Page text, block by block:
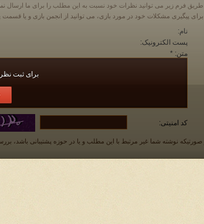
طریق فرم زیر می توانید نظرات خود نسبت به این مطلب را برای ما
نام:
پست الکترونیک:
متن:*
کد امنیتی:
صورتیکه نوشته شما غیر مرتبط با این مطلب و یا در حوزه پشتیبانی باشد،
برای ثبت نظر